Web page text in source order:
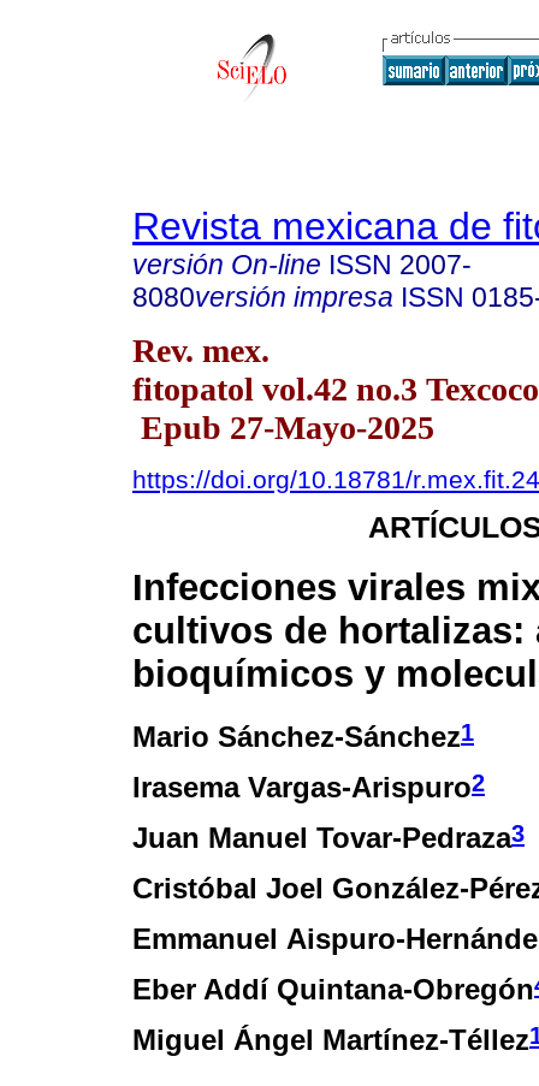
Revista mexicana de
versión On-line ISSN 2007-
8080versión impresa ISSN
Rev. mex.
fitopatol vol.42 no.3
Epub 27-Mayo-2025
https://doi.org/10.18781/
Infecciones virales
cultivos de hortalizas:
bioquímicos y
Mario Sánchez-Sánchez1
Irasema Vargas-Arispuro2
Juan Manuel Tovar-Pedraza3
Cristóbal Joel González-
Emmanuel Aispuro-
Eber Addí Quintana-Obregón
Miguel Ángel Martínez-Téllez